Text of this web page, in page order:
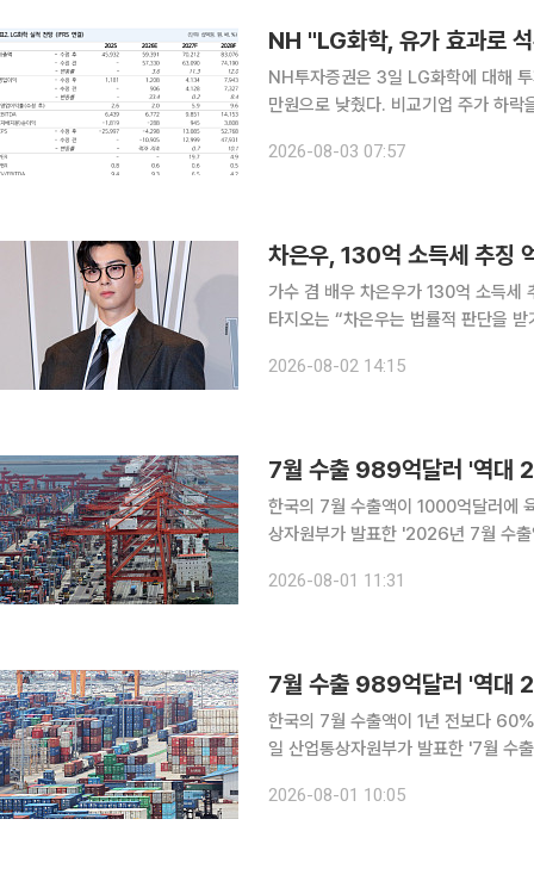
NH "LG화학, 유가 효과로
NH투자증권은 3일 LG화학에 대해
만원으로 낮췄다. 비교기업 주가 하
결 영업이익은 5996억원으로 영업
2026-08-03 07:57
차은우, 130억 소득세 추징
가수 겸 배우 차은우가 130억 소득세 추징에 불
타지오는 “차은우는 법률적 판단을
1월 국세청으로부터 200억원 이상의
2026-08-02 14:15
7월 수출 989억달러 '역대
한국의 7월 수출액이 1000억달러에 육박
상자원부가 발표한 '2026년 7월 수
달러)에 이어 역대 두 번째로 높은 실
2026-08-01 11:31
7월 수출 989억달러 '역대
한국의 7월 수출액이 1년 전보다
일 산업통상자원부가 발표한 '7월 수
달러)에 이어 역대 두 번째로 높은 실
2026-08-01 10:05